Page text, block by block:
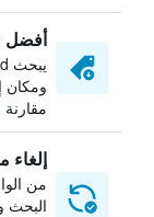
أفضل
ومكان
مقارنة
إلغاء
من
البحث